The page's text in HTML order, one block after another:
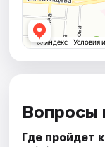
Вопросы
Где пройдет